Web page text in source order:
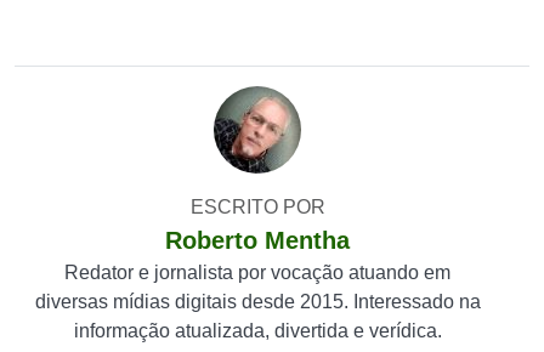
ESCRITO POR
Roberto Mentha
Redator e jornalista por vocação atuando em
diversas mídias digitais desde 2015. Interessado na
informação atualizada, divertida e verídica.